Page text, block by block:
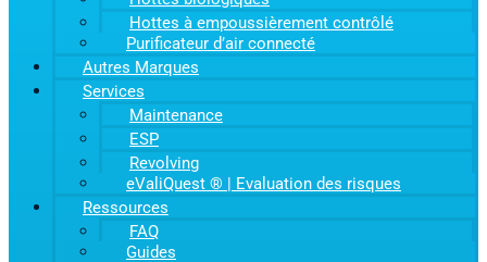
Hottes à empoussièrement contrôlé
Purificateur d’air connecté
Autres Marques
Services
Maintenance
ESP
Revolving
eValiQuest ® | Evaluation des risques
Ressources
FAQ
Guides